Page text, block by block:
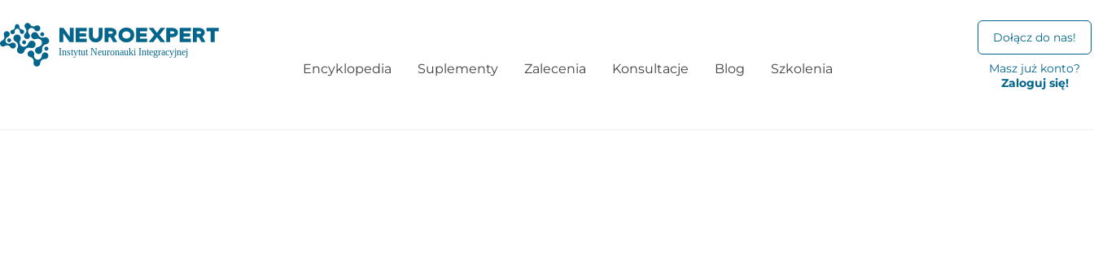
Encyklopedia Suplementy Zalecenia Konsultacje Blog Szkolenia
Dołącz do nas!
Masz już konto?
Zaloguj się!